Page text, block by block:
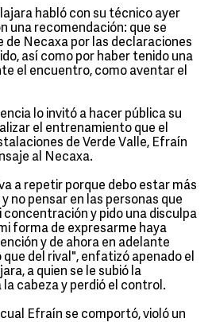
habló con su técnico ayer
una recomendación: que se
de Necaxa por las declaraciones
así como por haber tenido una
el encuentro, como aventar el
lo invitó a hacer pública su
el entrenamiento que el
de Verde Valle, Efraín
al Necaxa.
a repetir porque debo estar más
no pensar en las personas que
concentración y pido una disculpa
forma de expresarme haya
y de ahora en adelante
del rival", enfatizó apenado el
a quien se le subió la
la cabeza y perdió el control.
Efraín se comportó, violó un